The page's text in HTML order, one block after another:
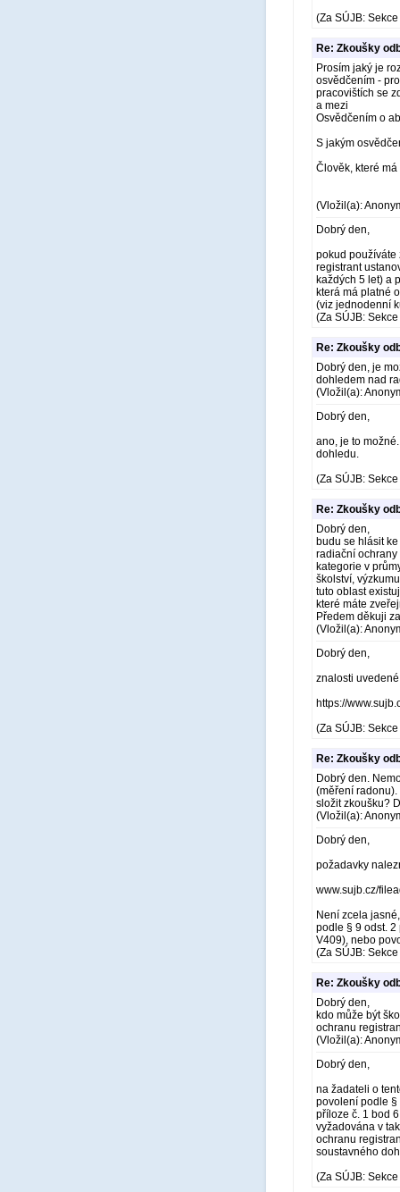
(Za SÚJB:
Re: Zkoušky
Prosím jaký je
osvědčením -
pracovištích se
a mezi
Osvědčením o
S jakým
Člověk, které
(Vložil(a):
Dobrý den,
pokud používáte
registrant
každých 5 let) a
která má platné
(viz jednodenní
(Za SÚJB:
Re: Zkoušky
Dobrý den, je
dohledem nad
(Vložil(a):
Dobrý den,
ano, je to
dohledu.
(Za SÚJB:
Re: Zkoušky
Dobrý den,
budu se hlásit
radiační
kategorie v
školství,
tuto oblast
které máte
Předem děkuji
(Vložil(a):
Dobrý den,
znalosti
https://
(Za SÚJB:
Re: Zkoušky
Dobrý den.
(měření
složit zkoušku?
(Vložil(a):
Dobrý den,
požadavky
www.sujb.cz/
Není zcela
podle § 9 odst. 2
V409), nebo
(Za SÚJB:
Re: Zkoušky
Dobrý den,
kdo může být
ochranu
(Vložil(a):
Dobrý den,
na žadateli o
povolení podle §
příloze č. 1 bod
vyžadována v
ochranu
soustavného
(Za SÚJB: